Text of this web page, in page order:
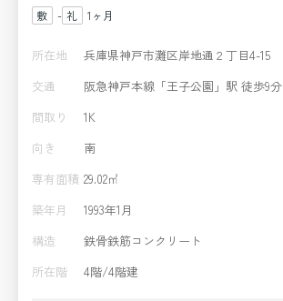
- 1ヶ月
所在地
兵庫県神戸市灘区岸地通２丁目4-15
交通
阪急神戸本線「王子公園」駅 徒歩9分
間取り
1K
向き
南
専有面積 29.02㎡
築年月
1993年1月
構造
鉄骨鉄筋コンクリート
所在階
4階/4階建